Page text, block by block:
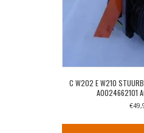
C W202 E W210
A0024662101
€